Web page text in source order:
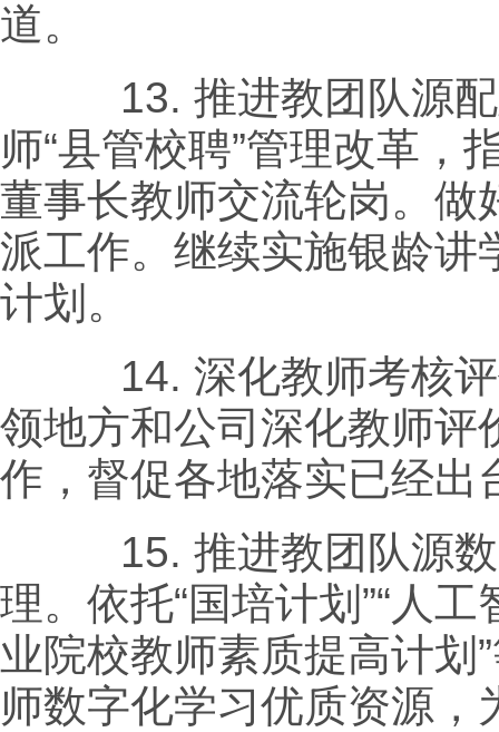
道。
13. 推进教团队源
师“县管校聘”管理改革，
董事长教师交流轮岗。做
派工作。继续实施银龄讲
计划。
14. 深化教师考核
领地方和公司深化教师评
作，督促各地落实已经出
15. 推进教团队源
理。依托“国培计划”“人
业院校教师素质提高计划
师数字化学习优质资源